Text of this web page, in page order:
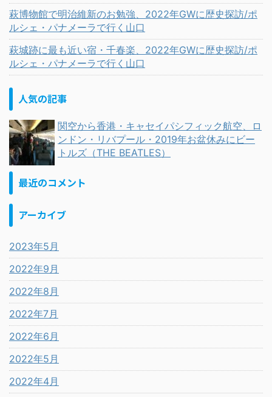
萩博物館で明治維新のお勉強、2022年GWに歴史探訪/ポ
ルシェ・パナメーラで行く山口
萩城跡に最も近い宿・千春楽、2022年GWに歴史探訪/ポ
ルシェ・パナメーラで行く山口
人気の記事
関空から香港・キャセイパシフィック航空、ロ
ンドン・リバプール・2019年お盆休みにビー
トルズ（THE BEATLES）
最近のコメント
アーカイブ
2023年5月
2022年9月
2022年8月
2022年7月
2022年6月
2022年5月
2022年4月